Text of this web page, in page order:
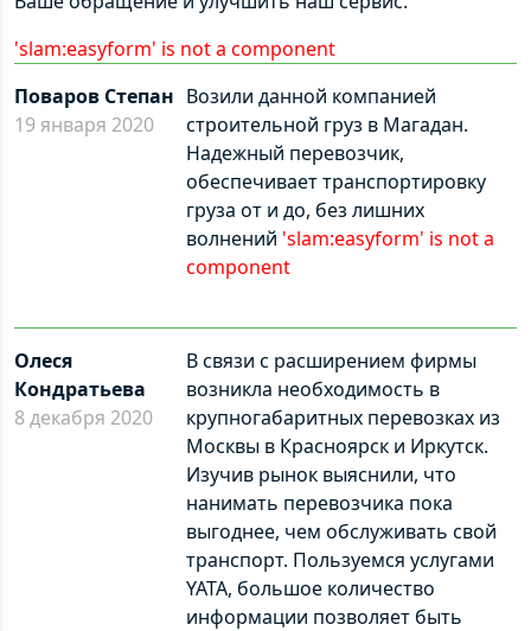
'slam:easyform' is not a component
Поваров Степан
19 января 2020
Возили данной компанией
строительной груз в Магадан.
Надежный перевозчик,
обеспечивает транспортировку
груза от и до, без лишних
волнений 'slam:easyform' is not a
component
Олеся
Кондратьева
8 декабря 2020
В связи с расширением фирмы
возникла необходимость в
крупногабаритных перевозках из
Москвы в Красноярск и Иркутск.
Изучив рынок выяснили, что
нанимать перевозчика пока
выгоднее, чем обслуживать свой
транспорт. Пользуемся услугами
YATA, большое количество
информации позволяет быть